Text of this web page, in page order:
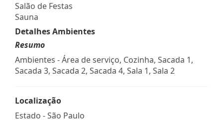
Salão de Festas
Sauna
Detalhes Ambientes
Resumo
Ambientes - Área de serviço, Cozinha, Sacada 1,
Sacada 3, Sacada 2, Sacada 4, Sala 1, Sala 2
Localização
Estado -São Paulo